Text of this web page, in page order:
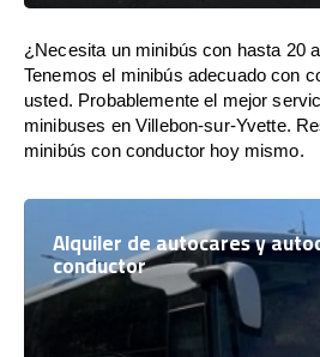
¿Necesita un minibús con hasta 20
Tenemos el minibús adecuado con
usted. Probablemente el mejor
minibuses en Villebon-sur-Yvette.
minibús con conductor hoy mismo.
Alquiler de autocares y
conductor